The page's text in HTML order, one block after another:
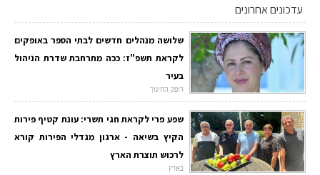
עדכונים אחרונים
שלושה מנהלים חדשים לבתי הספר באופקים
לקראת תשפ"ז: ככה מתרחבת שדרת הניהול
בעיר
דופק החינוך
שפע פרי לקראת חגי תשרי: עונת קטיף פירות
הקיץ בשיאה - ארגון מגדלי הפירות קורא
לרכוש תוצרת הארץ
בארץ